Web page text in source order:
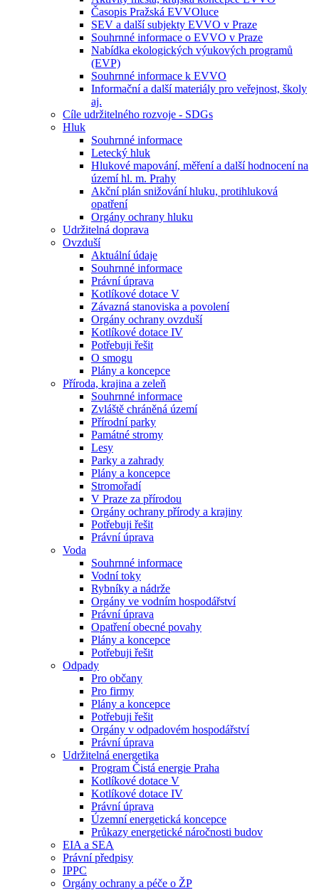
Časopis Pražská EVVOluce
SEV a další subjekty EVVO v Praze
Souhrnné informace o EVVO v Praze
Nabídka ekologických výukových programů
(EVP)
Souhrnné informace k EVVO
Informační a další materiály pro veřejnost, školy
aj.
Cíle udržitelného rozvoje - SDGs
Hluk
Souhrnné informace
Letecký hluk
Hlukové mapování, měření a další hodnocení na
území hl. m. Prahy
Akční plán snižování hluku, protihluková
opatření
Orgány ochrany hluku
Udržitelná doprava
Ovzduší
Aktuální údaje
Souhrnné informace
Právní úprava
Kotlíkové dotace V
Závazná stanoviska a povolení
Orgány ochrany ovzduší
Kotlíkové dotace IV
Potřebuji řešit
O smogu
Plány a koncepce
Příroda, krajina a zeleň
Souhrnné informace
Zvláště chráněná území
Přírodní parky
Památné stromy
Lesy
Parky a zahrady
Plány a koncepce
Stromořadí
V Praze za přírodou
Orgány ochrany přírody a krajiny
Potřebuji řešit
Právní úprava
Voda
Souhrnné informace
Vodní toky
Rybníky a nádrže
Orgány ve vodním hospodářství
Právní úprava
Opatření obecné povahy
Plány a koncepce
Potřebuji řešit
Odpady
Pro občany
Pro firmy
Plány a koncepce
Potřebuji řešit
Orgány v odpadovém hospodářství
Právní úprava
Udržitelná energetika
Program Čistá energie Praha
Kotlíkové dotace V
Kotlíkové dotace IV
Právní úprava
Územní energetická koncepce
Průkazy energetické náročnosti budov
EIA a SEA
Právní předpisy
IPPC
Orgány ochrany a péče o ŽP